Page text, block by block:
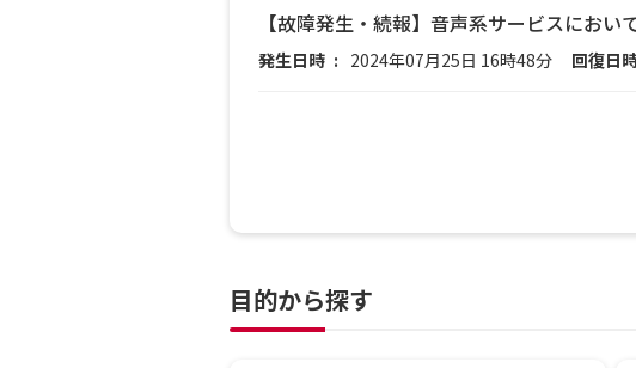
【故障発生・続報】音声系サービスにお
発生日時 2024年07月25日 16時48分 回復日
目的から探す